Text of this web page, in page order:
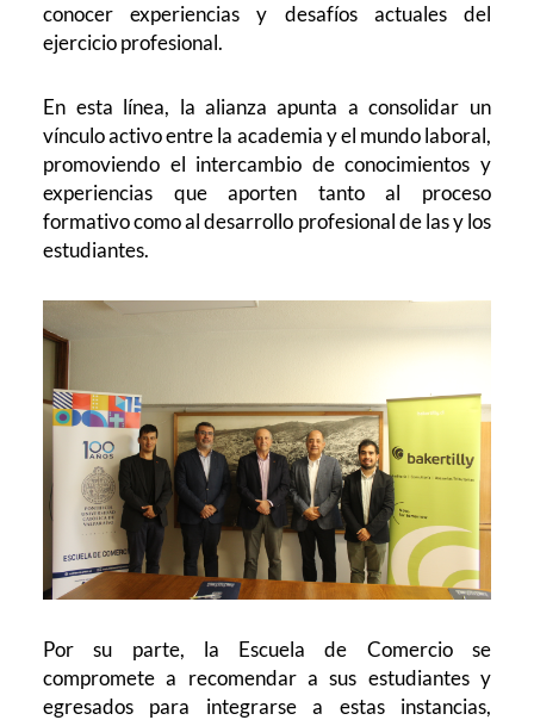
conocer experiencias y desafíos actuales del
ejercicio profesional.
En esta línea, la alianza apunta a consolidar un
vínculo activo entre la academia y el mundo laboral,
promoviendo el intercambio de conocimientos y
experiencias que aporten tanto al proceso
formativo como al desarrollo profesional de las y los
estudiantes.
Por su parte, la Escuela de Comercio se
compromete a recomendar a sus estudiantes y
egresados para integrarse a estas instancias,